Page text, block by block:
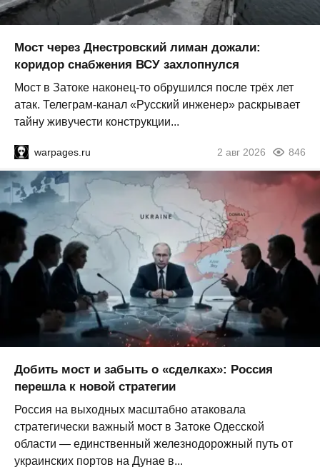
Мост через Днестровский лиман дожали:
коридор снабжения ВСУ захлопнулся
Мост в Затоке наконец-то обрушился после трёх лет
атак. Телеграм-канал «Русский инженер» раскрывает
тайну живучести конструкции...
warpages.ru 2 авг 2026 846
Добить мост и забыть о «сделках»: Россия
перешла к новой стратегии
Россия на выходных масштабно атаковала
стратегически важный мост в Затоке Одесской
области — единственный железнодорожный путь от
украинских портов на Дунае в...